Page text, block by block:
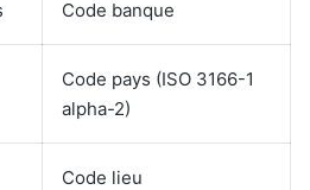
Code banque
Code pays (ISO 3166-1
alpha-2)
Code lieu